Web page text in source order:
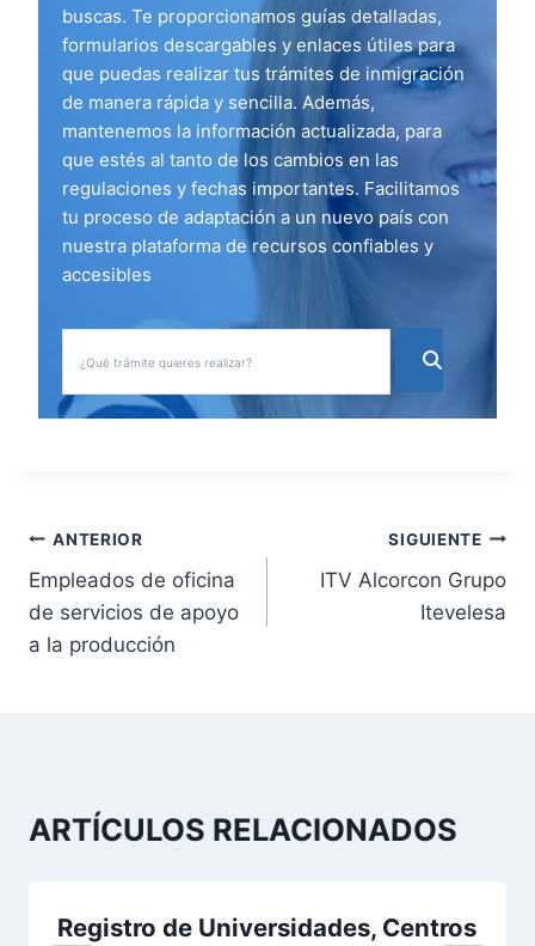
buscas. Te proporcionamos guías detalladas,
formularios descargables y enlaces útiles para
que puedas realizar tus trámites de inmigración
de manera rápida y sencilla. Además,
mantenemos la información actualizada, para
que estés al tanto de los cambios en las
regulaciones y fechas importantes. Facilitamos
tu proceso de adaptación a un nuevo país con
nuestra plataforma de recursos confiables y
accesibles
N
a
v
c
ANTERIOR
Empleados de oficina
de servicios de apoyo
a la producción
SIGUIENTE
ITV Alcorcon Grupo
Itevelesa
ARTÍCULOS RELACIONADOS
Registro de Universidades, Centros